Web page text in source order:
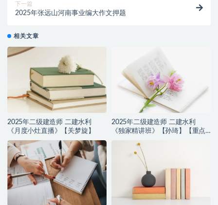
下一篇
2025年张远山河南事业编大作文押题
相关文章
2025年二级建造师 二建水利
《月度小灶直播》【关梦旋】
2025年二级建造师 二建水利
《独家精讲班》【孙琦】【重点